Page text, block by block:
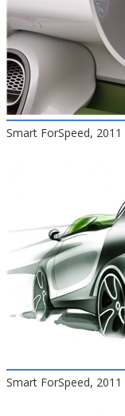
Smart ForSpeed, 2011
Smart ForSpeed, 2011